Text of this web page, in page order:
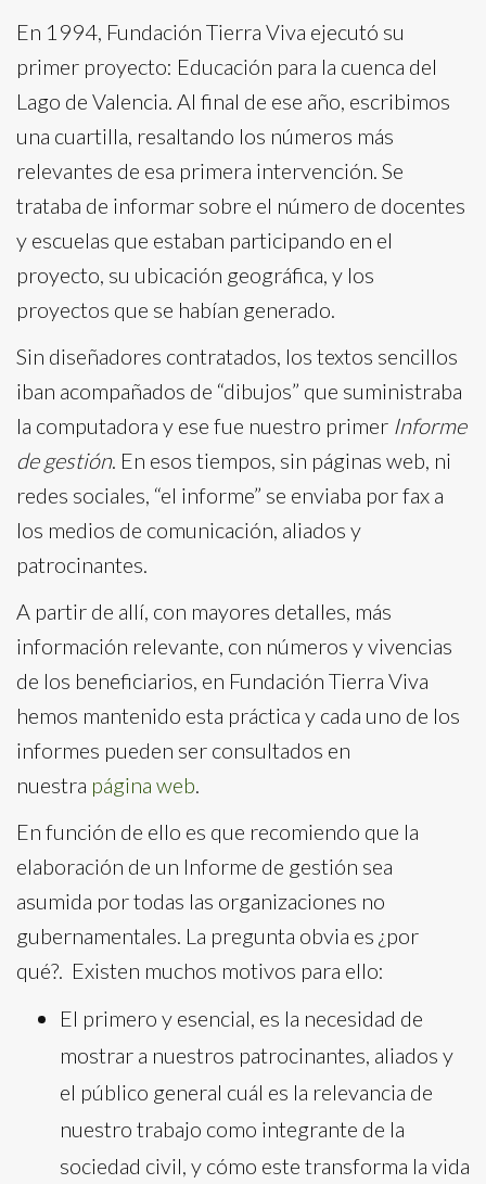
En 1994, Fundación Tierra Viva ejecutó su
primer proyecto: Educación para la cuenca del
Lago de Valencia. Al final de ese año, escribimos
una cuartilla, resaltando los números más
relevantes de esa primera intervención. Se
trataba de informar sobre el número de docentes
y escuelas que estaban participando en el
proyecto, su ubicación geográfica, y los
proyectos que se habían generado.
Sin diseñadores contratados, los textos sencillos
iban acompañados de “dibujos” que suministraba
la computadora y ese fue nuestro primer Informe
de gestión. En esos tiempos, sin páginas web, ni
redes sociales, “el informe” se enviaba por fax a
los medios de comunicación, aliados y
patrocinantes.
A partir de allí, con mayores detalles, más
información relevante, con números y vivencias
de los beneficiarios, en Fundación Tierra Viva
hemos mantenido esta práctica y cada uno de los
informes pueden ser consultados en
nuestra página web.
En función de ello es que recomiendo que la
elaboración de un Informe de gestión sea
asumida por todas las organizaciones no
gubernamentales. La pregunta obvia es ¿por
qué?. Existen muchos motivos para ello:
El primero y esencial, es la necesidad de
mostrar a nuestros patrocinantes, aliados y
el público general cuál es la relevancia de
nuestro trabajo como integrante de la
sociedad civil, y cómo este transforma la vida